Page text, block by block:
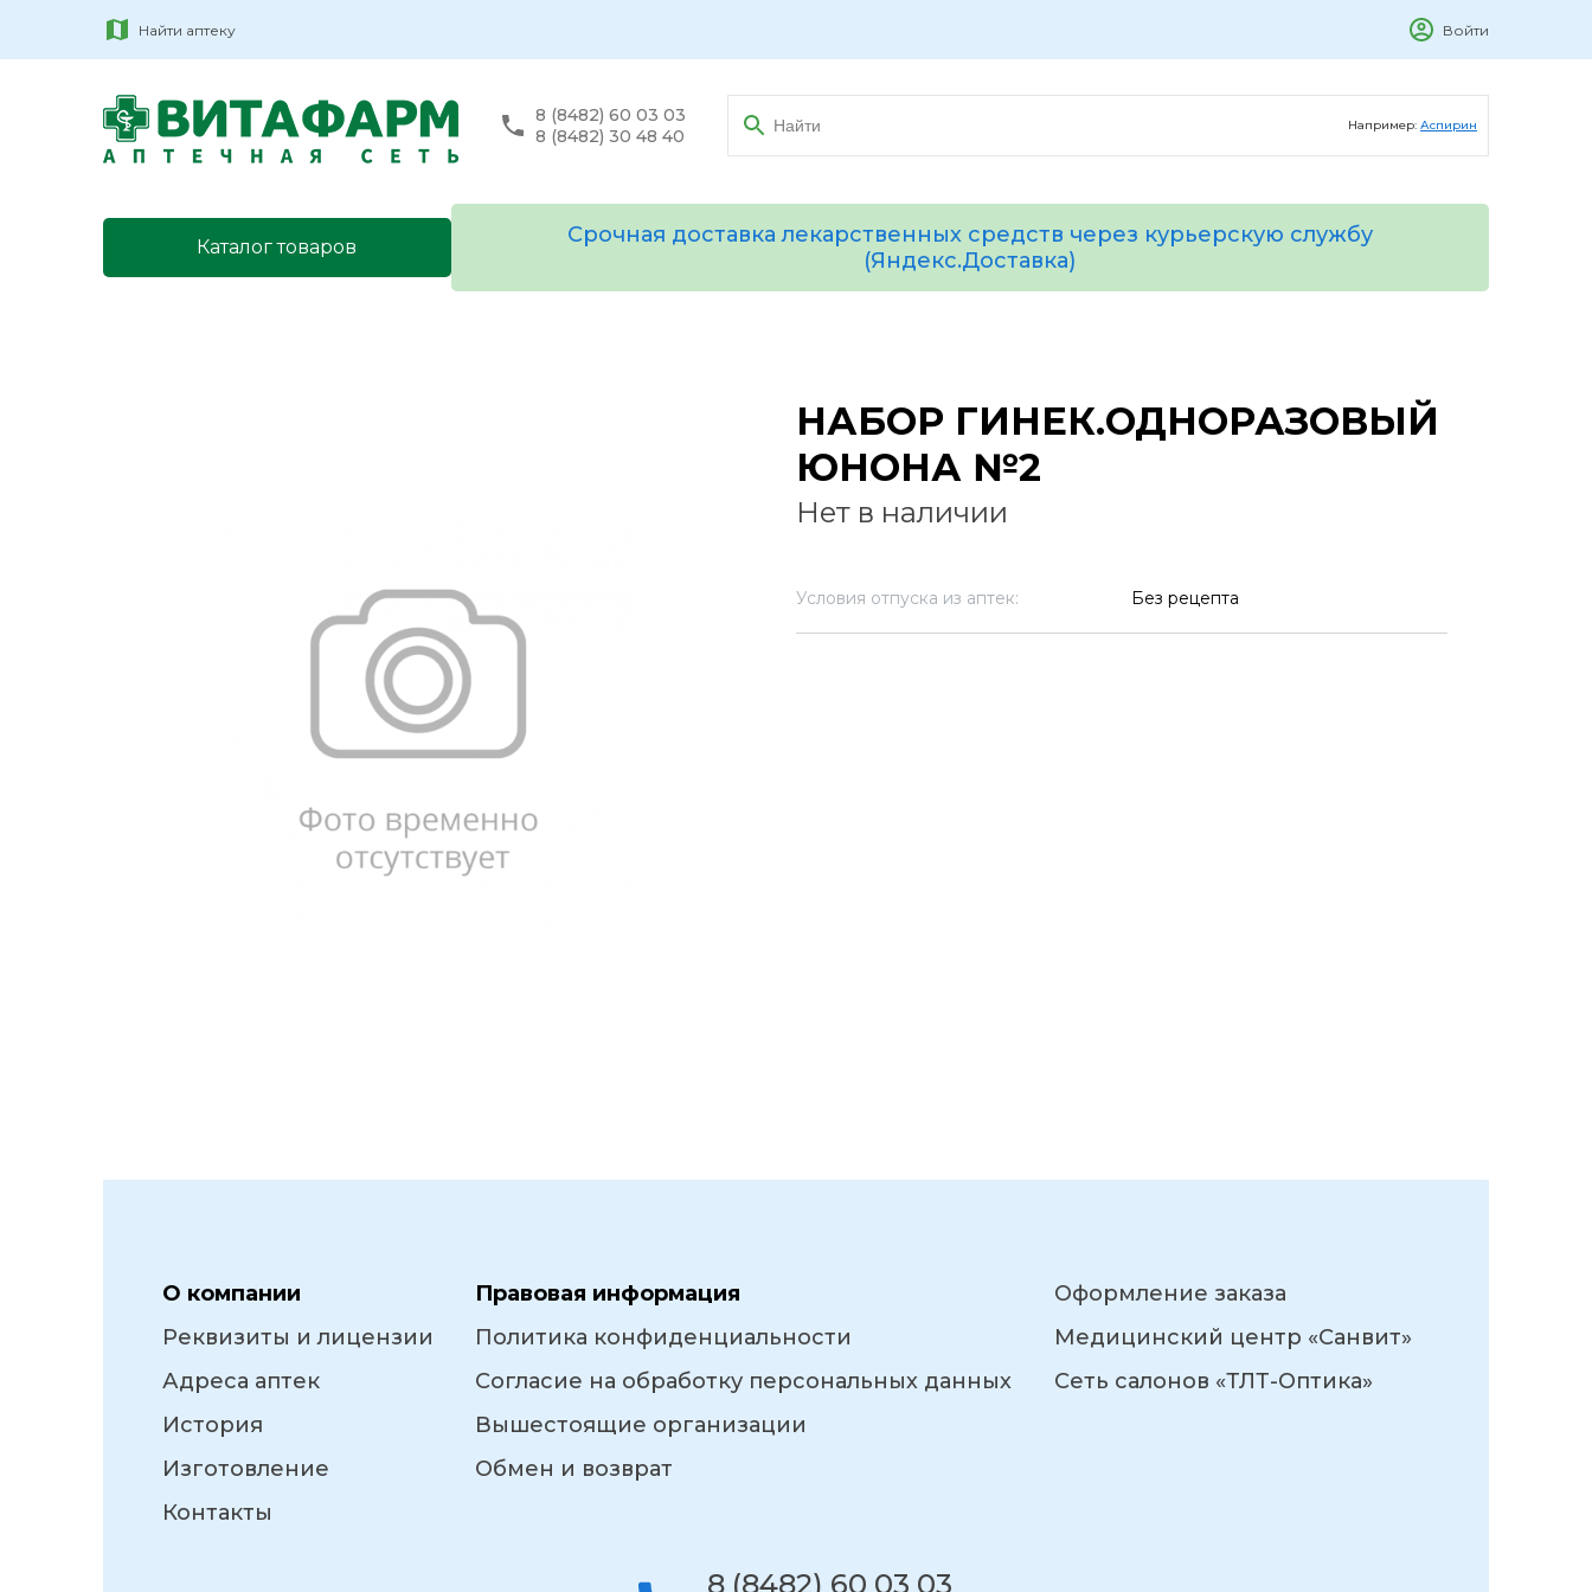
Найти аптеку Войти
8 (8482) 60 03 03
8 (8482) 30 48 40
Например: Аспирин
Каталог товаров
Срочная доставка лекарственных средств через курьерскую службу
(Яндекс.Доставка)
НАБОР ГИНЕК.ОДНОРАЗОВЫЙ
ЮНОНА №2
Нет в наличии
Условия отпуска из аптек: Без рецепта
О компании
Реквизиты и лицензии
Адреса аптек
История
Изготовление
Контакты
Правовая информация
Политика конфиденциальности
Согласие на обработку персональных данных
Вышестоящие организации
Обмен и возврат
Оформление заказа
Медицинский центр «Санвит»
Сеть салонов «ТЛТ-Оптика»
8 (8482) 60 03 03